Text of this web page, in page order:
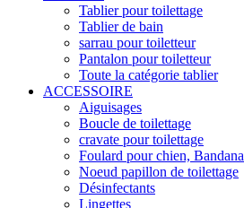
Tablier pour toilettage
Tablier de bain
sarrau pour toiletteur
Pantalon pour toiletteur
Toute la catégorie tablier
ACCESSOIRE
Aiguisages
Boucle de toilettage
cravate pour toilettage
Foulard pour chien, Bandana
Noeud papillon de toilettage
Désinfectants
Lingettes